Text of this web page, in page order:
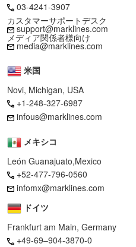
03-4241-3907
カスタマーサポートデスク
support@marklines.com
メディア関係者様向け
media@marklines.com
米国
Novi, Michigan, USA
+1-248-327-6987
infous@marklines.com
メキシコ
León Guanajuato,Mexico
+52-477-796-0560
infomx@marklines.com
ドイツ
Frankfurt am Main, Germany
+49-69–904-3870-0